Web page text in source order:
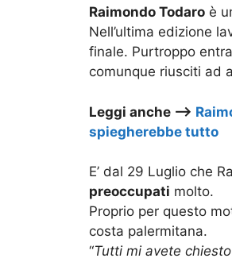
Raimondo Todaro è
Nell’ultima edizione
finale. Purtroppo
comunque riusciti ad
Leggi anche –>
spiegherebbe tutto
E’ dal 29 Luglio che
preoccupati molto.
Proprio per questo
costa palermitana.
“Tutti mi avete